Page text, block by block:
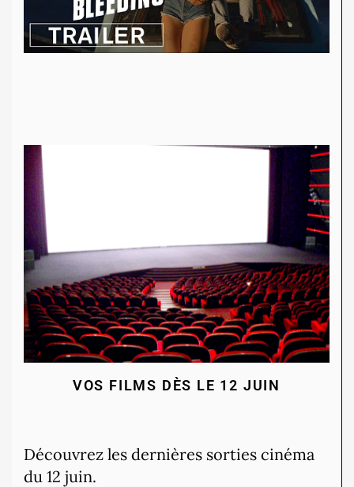
VOS FILMS DÈS LE 12 JUIN
Découvrez les dernières sorties cinéma
du 12 juin.